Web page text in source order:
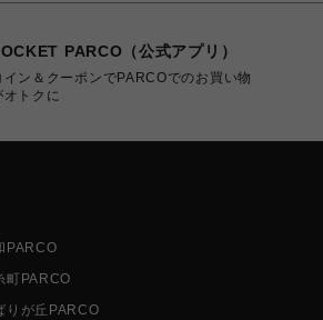
PARCO（公式アプリ）
イン＆クーポンでPARCOでのお買い物
オトクに
PARCO
町PARCO
りが丘PARCO